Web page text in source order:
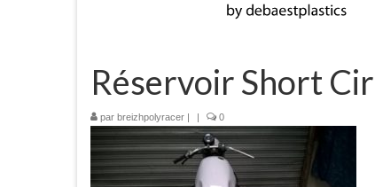
Réservoir Short
par breizhpolyracer 0